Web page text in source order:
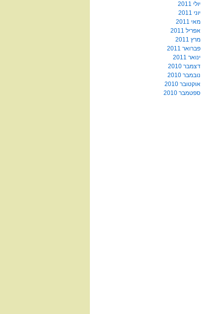
יולי 2011
יוני 2011
מאי 2011
אפריל 2011
מרץ 2011
פברואר 2011
ינואר 2011
דצמבר 2010
נובמבר 2010
אוקטובר 2010
ספטמבר 2010